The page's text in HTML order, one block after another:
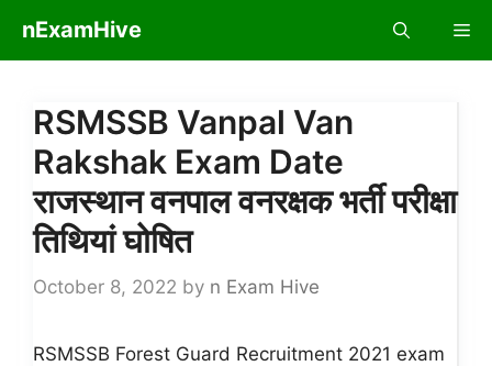
content
nExamHive
RSMSSB Vanpal Van
Rakshak Exam Date
राजस्थान वनपाल वनरक्षक भर्ती परीक्षा
तिथियां घोषित
October 8, 2022 by n Exam Hive
RSMSSB Forest Guard Recruitment 2021 exam